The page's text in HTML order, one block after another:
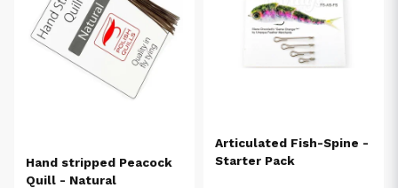
Hand stripped Peacock
Quill - Natural
Articulated Fish-Spine -
Starter Pack